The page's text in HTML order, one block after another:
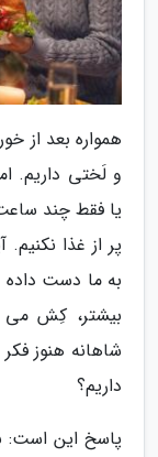
همواره بعد
و لَختی داریم.
یا فقط چند
پر از غذا
به ما دست داده
بیشتر، کِش می
شاهانه هنوز
داریم؟
پاسخ این است: